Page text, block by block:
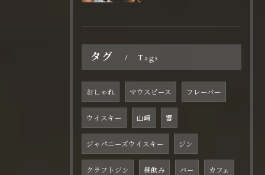
タグ Tags
おしゃれ マウスピース フレーバー
ウイスキー 山崎 響
ジャパニーズウイスキー ジン
クラフトジン 昼飲み バー カフェ